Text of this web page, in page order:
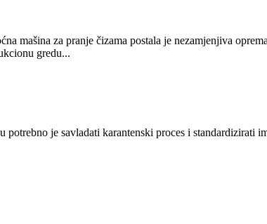
mašina za pranje čizama postala je nezamjenjiva
gredu...
je savladati karantenski proces i standardizirati